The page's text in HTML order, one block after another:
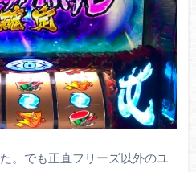
。でも正直フリーズ以外のユ